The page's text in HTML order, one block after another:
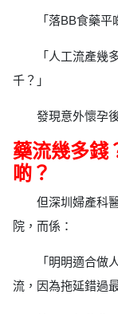
「落BB食藥平
「人工流產幾
千？」
發現意外懷孕
藥流幾多錢
啲？
但深圳婦產科
院，而係：
「明明適合做
流，因為拖延錯過